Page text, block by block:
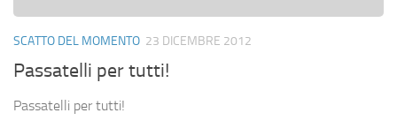
SCATTO DEL MOMENTO 23 DICEMBRE 2012
Passatelli per tutti!
Passatelli per tutti!